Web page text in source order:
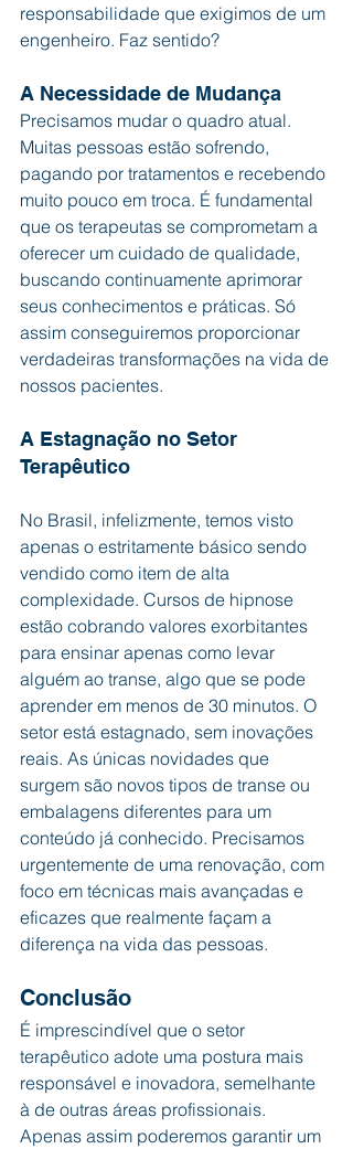
responsabilidade que exigimos de um
engenheiro. Faz sentido?
A Necessidade de Mudança
Precisamos mudar o quadro atual.
Muitas pessoas estão sofrendo,
pagando por tratamentos e recebendo
muito pouco em troca. É fundamental
que os terapeutas se comprometam a
oferecer um cuidado de qualidade,
buscando continuamente aprimorar
seus conhecimentos e práticas. Só
assim conseguiremos proporcionar
verdadeiras transformações na vida de
nossos pacientes.
A Estagnação no Setor
Terapêutico
No Brasil, infelizmente, temos visto
apenas o estritamente básico sendo
vendido como item de alta
complexidade. Cursos de hipnose
estão cobrando valores exorbitantes
para ensinar apenas como levar
alguém ao transe, algo que se pode
aprender em menos de 30 minutos. O
setor está estagnado, sem inovações
reais. As únicas novidades que
surgem são novos tipos de transe ou
embalagens diferentes para um
conteúdo já conhecido. Precisamos
urgentemente de uma renovação, com
foco em técnicas mais avançadas e
eficazes que realmente façam a
diferença na vida das pessoas.
Conclusão
É imprescindível que o setor
terapêutico adote uma postura mais
responsável e inovadora, semelhante
à de outras áreas profissionais.
Apenas assim poderemos garantir um